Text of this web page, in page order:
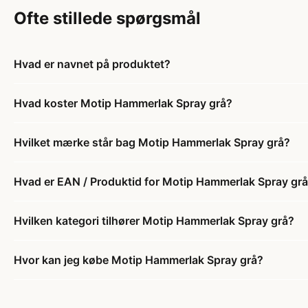
Ofte stillede spørgsmål
Hvad er navnet på produktet?
Hvad koster Motip Hammerlak Spray grå?
Hvilket mærke står bag Motip Hammerlak Spray grå?
Hvad er EAN / Produktid for Motip Hammerlak Spray
Hvilken kategori tilhører Motip Hammerlak Spray grå?
Hvor kan jeg købe Motip Hammerlak Spray grå?